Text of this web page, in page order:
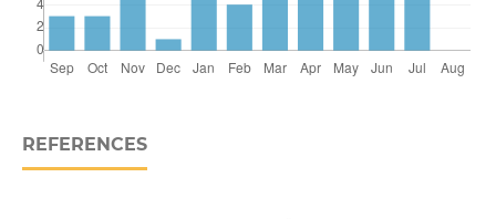
REFERENCES